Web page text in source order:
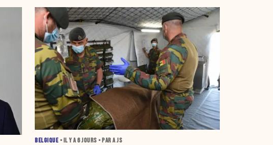
BELGIQUE • IL Y A6 JOURS • PAR A JS